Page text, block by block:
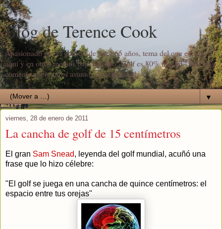
Blog de Terence Cook
Apasionado por el golf desde hace 65 años, tema del que escribo
aquí y en otros medios bajo el título "Golf es 80% mental". Además
comento sobre otros asuntos de actualidad.
▼
viernes, 28 de enero de 2011
La cancha de golf de 15 centímetros
El gran Sam Snead, leyenda del golf mundial, acuñó una
frase que lo hizo célebre:
"El golf se juega en una cancha de quince centímetros: el
espacio entre tus orejas"